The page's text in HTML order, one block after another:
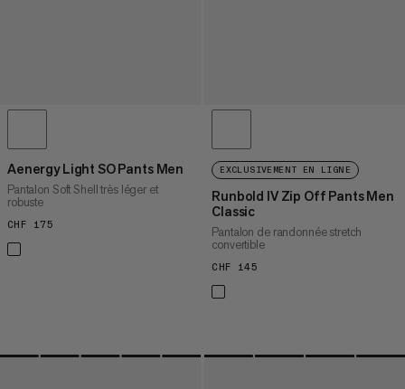
Aenergy Light SO Pants Men
Pantalon Soft Shell très léger et
robuste
CHF 175
EXCLUSIVEMENT EN LIGNE
Runbold IV Zip Off Pants Men
Classic
Pantalon de randonnée stretch
convertible
CHF 145